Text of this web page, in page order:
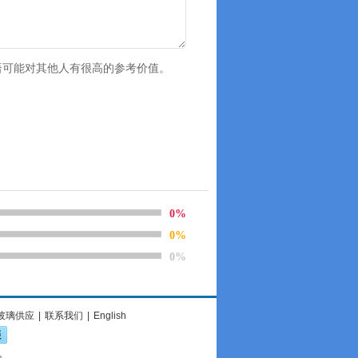
能对其他人有很高的参考价值。
0%
0%
0%
璃供应 联系我们 English